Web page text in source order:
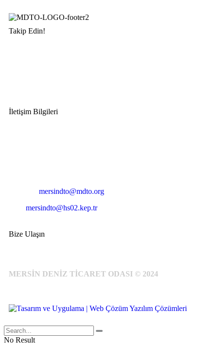
Takip Edin!
İletişim Bilgileri
mersindto@mdto.org
mersindto@hs02.kep.tr
Bize Ulaşın
MERSİN DENİZ TİCARET ODASI © 2024
No Result